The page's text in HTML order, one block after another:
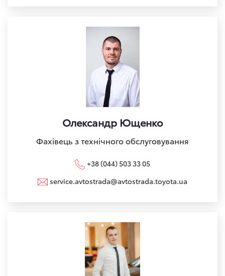
Олександр Ющенко
Фахівець з технічного обслуговування
+38 (044) 503 33 05
service.avtostrada@avtostrada.toyota.ua